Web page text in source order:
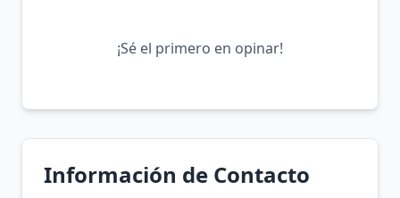
¡Sé el primero en opinar!
Información de Contacto